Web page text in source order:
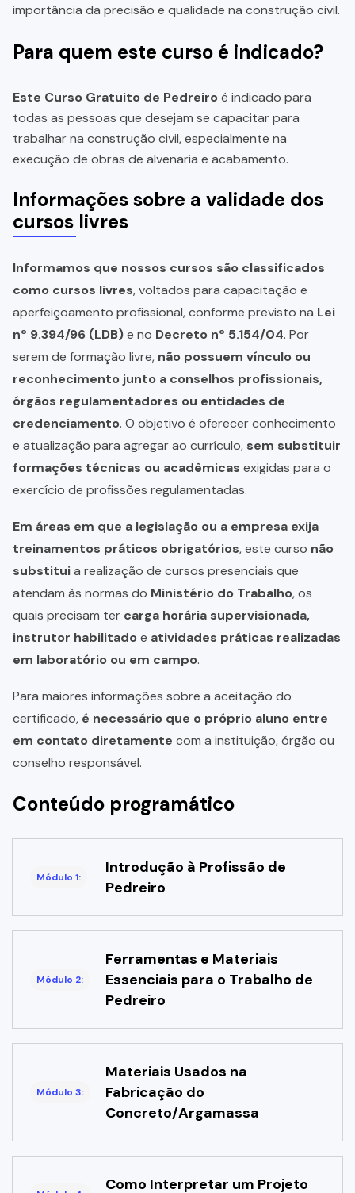
importância da precisão e qualidade na construção civil.
Para quem este curso é indicado?
Este Curso Gratuito de Pedreiroé indicado para
todas as pessoas que desejam se capacitar para
trabalhar na construção civil, especialmente na
execução de obras de alvenaria e acabamento.
Informações sobre a validade dos
cursos livres
Informamos que nossos cursos são classificados
como cursos livres, voltados para capacitação e
aperfeiçoamento profissional, conforme previsto na Lei
nº 9.394/96 (LDB)e no Decreto nº 5.154/04. Por
serem de formação livre, não possuem vínculo ou
reconhecimento junto a conselhos profissionais,
órgãos regulamentadores ou entidades de
credenciamento. O objetivo é oferecer conhecimento
e atualização para agregar ao currículo, sem substituir
formações técnicas ou acadêmicas exigidas para o
exercício de profissões regulamentadas.
Em áreas em que a legislação ou a empresa exija
treinamentos práticos obrigatórios, este curso não
substituia realização de cursos presenciais que
atendam às normas do Ministério do Trabalho, os
quais precisam ter carga horária supervisionada,
instrutor habilitadoe atividades práticas realizadas
em laboratório ou em campo.
Para maiores informações sobre a aceitação do
certificado, é necessário que o próprio aluno entre
em contato diretamente com a instituição, órgão ou
conselho responsável.
Conteúdo programático
Módulo 1:
Introdução à Profissão de
Pedreiro
Módulo 2:
Ferramentas e Materiais
Essenciais para o Trabalho de
Pedreiro
Módulo 3:
Materiais Usados na
Fabricação do
Concreto/Argamassa
Como Interpretar um Projeto